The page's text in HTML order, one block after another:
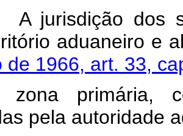
jurisdição dos
aduaneiro e
de 1966, art. 33,
primária,
pela autoridade